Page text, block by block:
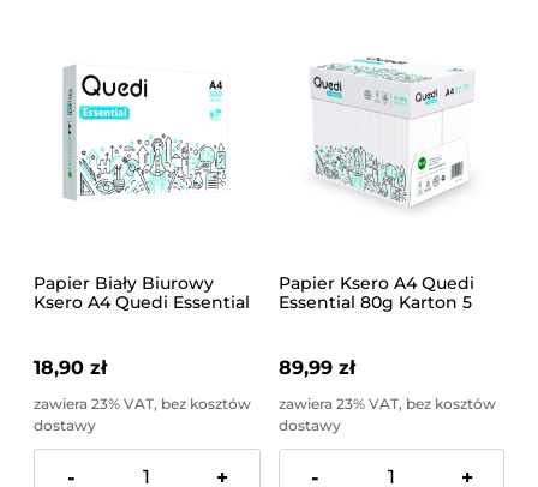
Papier Biały Biurowy
Ksero A4 Quedi Essential
18,90 zł
zawiera 23% VAT, bez kosztów
dostawy
- +
Papier Ksero A4 Quedi
Essential 80g Karton 5
89,99 zł
zawiera 23% VAT, bez kosztów
dostawy
- +